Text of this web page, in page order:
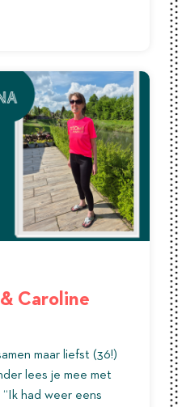
Caroline
maar liefst (36!)
lees je mee met
“Ik had weer eens